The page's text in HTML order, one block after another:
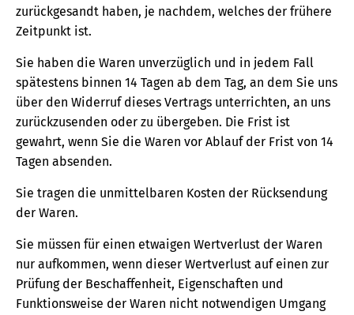
zurückgesandt haben, je nachdem, welches der frühere
Zeitpunkt ist.
Sie haben die Waren unverzüglich und in jedem Fall
spätestens binnen 14 Tagen ab dem Tag, an dem Sie uns
über den Widerruf dieses Vertrags unterrichten, an uns
zurückzusenden oder zu übergeben. Die Frist ist
gewahrt, wenn Sie die Waren vor Ablauf der Frist von 14
Tagen absenden.
Sie tragen die unmittelbaren Kosten der Rücksendung
der Waren.
Sie müssen für einen etwaigen Wertverlust der Waren
nur aufkommen, wenn dieser Wertverlust auf einen zur
Prüfung der Beschaffenheit, Eigenschaften und
Funktionsweise der Waren nicht notwendigen Umgang